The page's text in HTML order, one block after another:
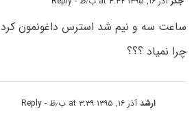
ساعت سه و نیم شد استرس داغونمون کرد
چرا نمیاد ؟؟؟
ارشدآذر ۱۶, ۱۳۹۵ at ۳:۳۹ ب٫ظ - Reply